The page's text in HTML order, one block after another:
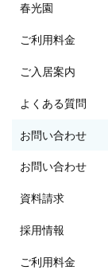
春光園
ご利用料金
ご入居案内
よくある質問
お問い合わせ
お問い合わせ
資料請求
採用情報
ご利用料金